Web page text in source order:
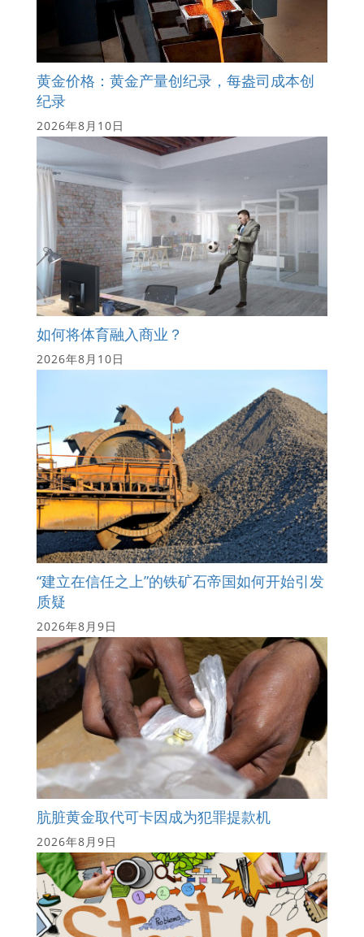
黄金价格：黄金产量创纪录，每盎司成本创
纪录
2026年8月10日
如何将体育融入商业？
2026年8月10日
“建立在信任之上”的铁矿石帝国如何开始引发
质疑
2026年8月9日
肮脏黄金取代可卡因成为犯罪提款机
2026年8月9日